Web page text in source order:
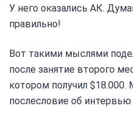
У него оказались АК.
правильно!
Вот такими мыслями
после занятие второго
котором получил
послесловие об интервью